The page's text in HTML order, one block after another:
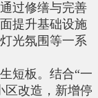
过修缮与完善
提升基础设施
光氛围等一系
短板。结合“一
区改造，新增停